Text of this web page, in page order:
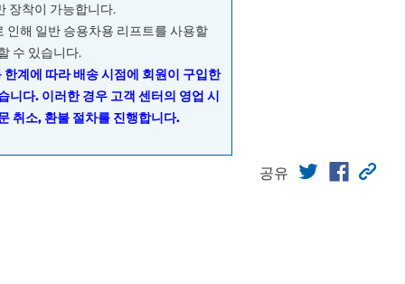
장착이 가능합니다.
인해 일반 승용차용 리프트를 사용할
수 있습니다.
계에 따라 배송 시점에 회원이 구입한
니다. 이러한 경우 고객 센터의 영업 시
취소, 환불 절차를 진행합니다.
공유